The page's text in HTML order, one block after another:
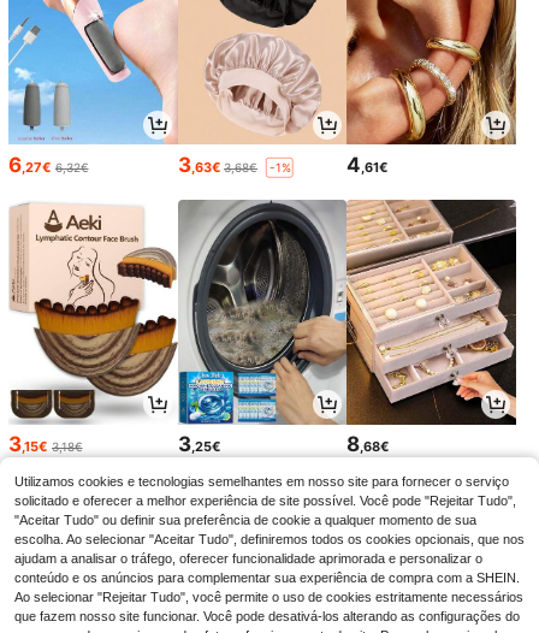
6 ,27€ 6,32€ 3,63€ 3,68€ -1% 4 ,61€
3,15€ 3,18€ 3,25€ 8 ,68€
Utilizamos cookies e tecnologias semelhantes em nosso site para fornecer o serviço
solicitado e oferecer a melhor experiência de site possível. Você pode "Rejeitar Tudo",
"Aceitar Tudo" ou definir sua preferência de cookie a qualquer momento de sua
escolha. Ao selecionar "Aceitar Tudo", definiremos todos os cookies opcionais, que nos
ajudam a analisar o tráfego, oferecer funcionalidade aprimorada e personalizar o
conteúdo e os anúncios para complementar sua experiência de compra com a SHEIN.
Ao selecionar "Rejeitar Tudo", você permite o uso de cookies estritamente necessários
que fazem nosso site funcionar. Você pode desativá-los alterando as configurações do